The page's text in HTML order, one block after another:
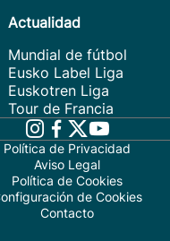
Actualidad
Mundial de fútbol
Eusko Label Liga
Euskotren Liga
Tour de Francia
Política de Privacidad
Aviso Legal
Política de Cookies
de Cookies
Contacto